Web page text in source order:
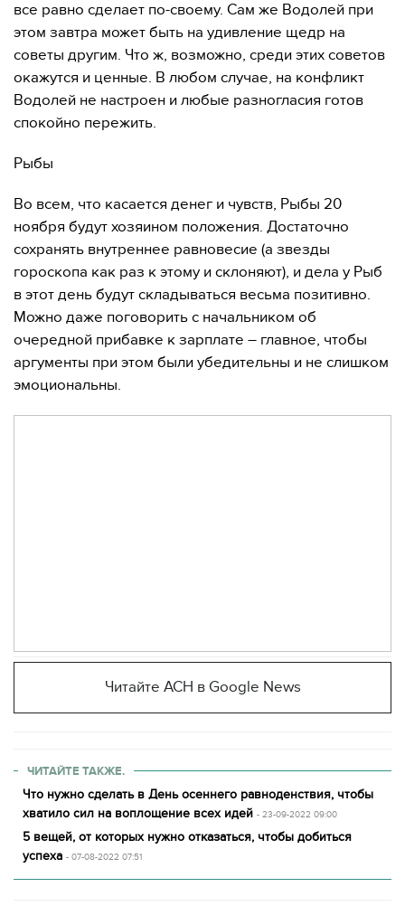
все равно сделает по-своему. Сам же Водолей при
этом завтра может быть на удивление щедр на
советы другим. Что ж, возможно, среди этих советов
окажутся и ценные. В любом случае, на конфликт
Водолей не настроен и любые разногласия готов
спокойно пережить.
Рыбы
Во всем, что касается денег и чувств, Рыбы 20
ноября будут хозяином положения. Достаточно
сохранять внутреннее равновесие (а звезды
гороскопа как раз к этому и склоняют), и дела у Рыб
в этот день будут складываться весьма позитивно.
Можно даже поговорить с начальником об
очередной прибавке к зарплате – главное, чтобы
аргументы при этом были убедительны и не слишком
эмоциональны.
Читайте АСН в Google News
ЧИТАЙТЕ ТАКЖЕ.
Что нужно сделать в День осеннего равноденствия, чтобы
хватило сил на воплощение всех идей - 23-09-2022 09:00
5 вещей, от которых нужно отказаться, чтобы добиться
успеха - 07-08-2022 07:51